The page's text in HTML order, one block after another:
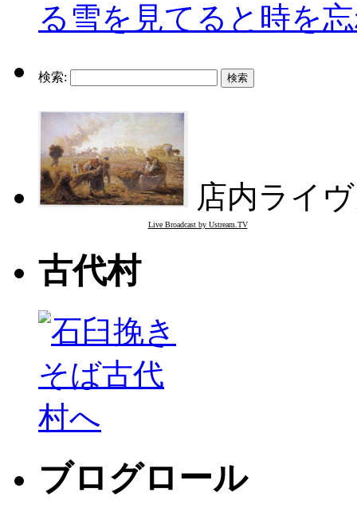
る雪を見てると時を
検索:
店内ライ
Live Broadcast by Ustream.TV
古代村
ブログロール